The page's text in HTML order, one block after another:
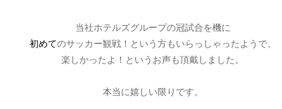
当社ホテルズグループの冠試合を機に
初めてのサッカー観戦！という方もいらっしゃったようで、
楽しかったよ！というお声も頂戴しました。
本当に嬉しい限りです。